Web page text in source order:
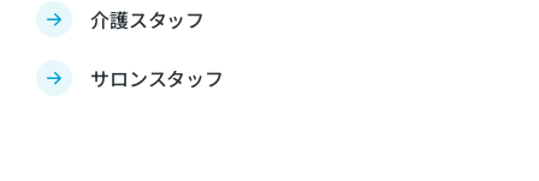
介護スタッフ
サロンスタッフ